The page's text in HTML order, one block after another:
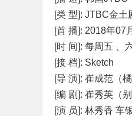
[类 型]: JTBC金土
[首 播]: 2018年07
[时 间]: 每周五 、
[接 档]: Sketch
[导 演]: 崔成范（
[编 剧]: 崔秀英（
[演 员]: 林秀香 车